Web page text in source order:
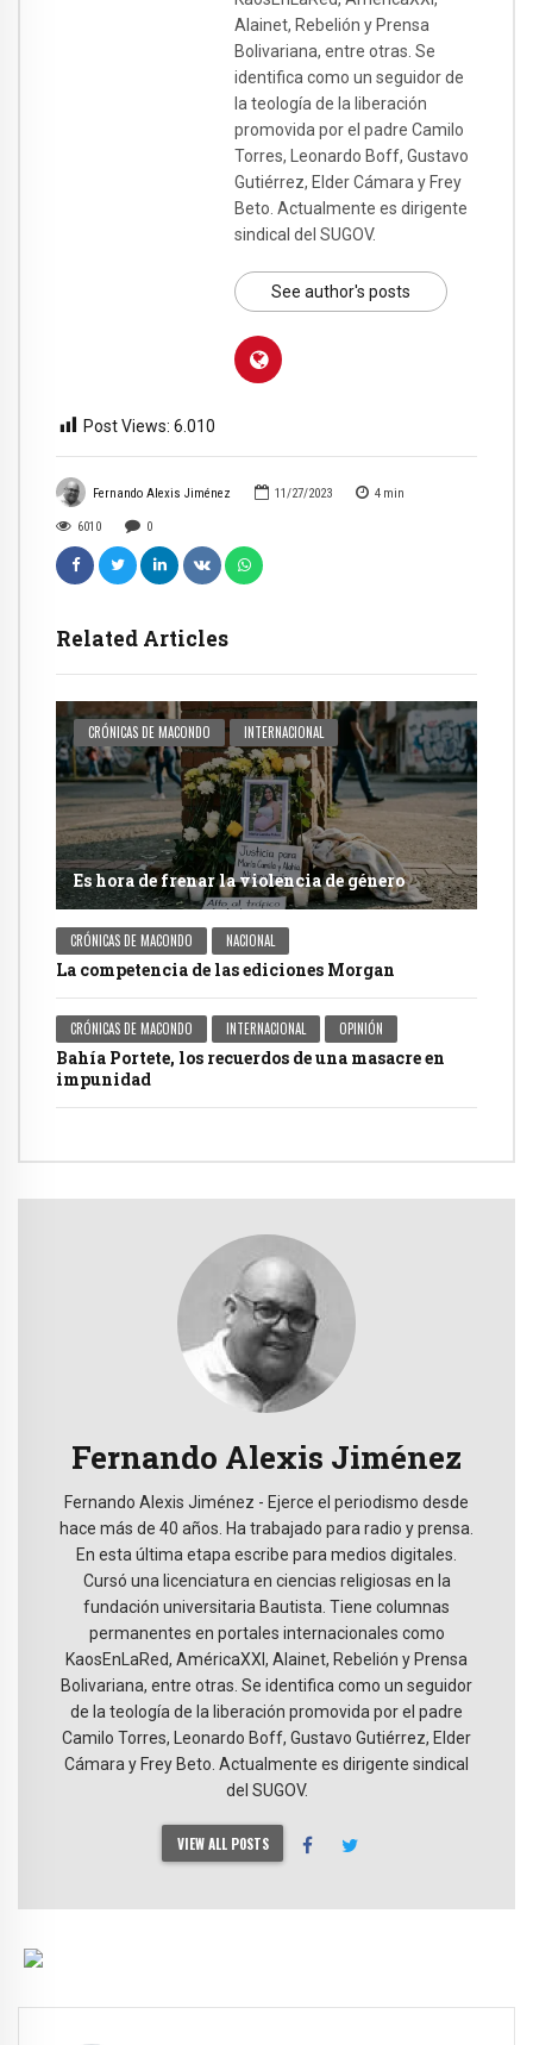
Fernando Alexis Jiménez 11/27/2023 4 min
6010 0
Related Articles
CRÓNICAS DE MACONDO INTERNACIONAL
Es hora de frenar la violencia de género
CRÓNICAS DE MACONDO NACIONAL
La competencia de las ediciones Morgan
CRÓNICAS DE MACONDO INTERNACIONAL OPINIÓN
Bahía Portete, los recuerdos de una masacre en
impunidad
Alainet, Rebelión y Prensa
Bolivariana, entre otras. Se
identifica como un seguidor de
la teología de la liberación
promovida por el padre Camilo
Torres, Leonardo Boff, Gustavo
Gutiérrez, Elder Cámara y Frey
Beto. Actualmente es dirigente
sindical del SUGOV.
See author's posts
Post Views: 6.010
Fernando Alexis Jiménez
Fernando Alexis Jiménez - Ejerce el periodismo desde
hace más de 40 años. Ha trabajado para radio y prensa.
En esta última etapa escribe para medios digitales.
Cursó una licenciatura en ciencias religiosas en la
fundación universitaria Bautista. Tiene columnas
permanentes en portales internacionales como
KaosEnLaRed, AméricaXXI, Alainet, Rebelión y Prensa
Bolivariana, entre otras. Se identifica como un seguidor
de la teología de la liberación promovida por el padre
Camilo Torres, Leonardo Boff, Gustavo Gutiérrez, Elder
Cámara y Frey Beto. Actualmente es dirigente sindical
del SUGOV.
VIEW ALL POSTS